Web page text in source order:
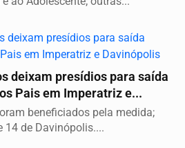
deixam presídios para saída
Pais em Imperatriz e...
beneficiados pela medida;
14 de Davinópolis....